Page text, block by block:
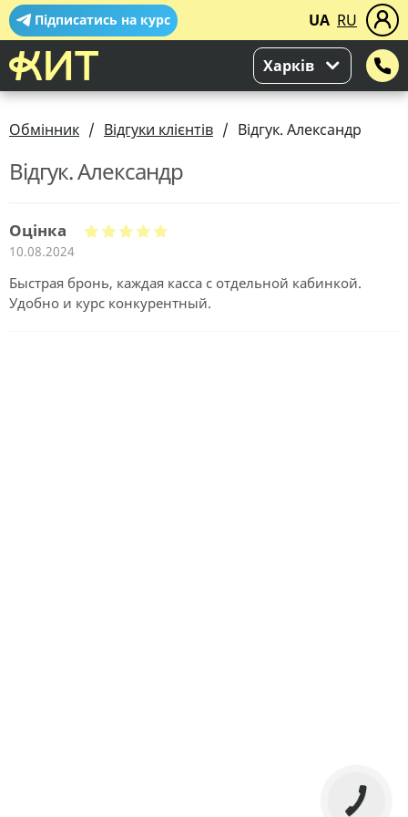
Підписатись на курс UA RU
Харків
Обмінник Відгуки клієнтів Відгук. Александр
Відгук. Александр
Оцінка
10.08.2024
Быстрая бронь, каждая касса с отдельной кабинкой.
Удобно и курс конкурентный.